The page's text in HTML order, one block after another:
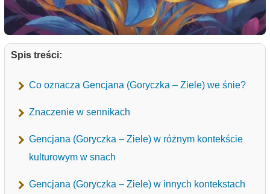
Spis treści:
Co oznacza Gencjana (Goryczka – Ziele) we śnie?
Znaczenie w sennikach
Gencjana (Goryczka – Ziele) w różnym kontekście
kulturowym w snach
Gencjana (Goryczka – Ziele) w innych kontekstach